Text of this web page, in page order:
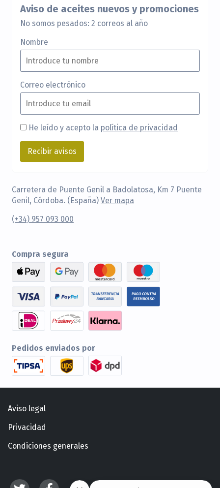
Aviso de aceites nuevos y promociones
No somos pesados: 2 correos al año
Nombre
Correo electrónico
He leído y acepto la política de privacidad
Carretera de Puente Genil a Badolatosa, Km 7 Puente
Genil, Córdoba. (España)Ver mapa
(+34) 957 093 000
Compra segura
Pedidos enviados por
Aviso legal
Privacidad
Condiciones generales